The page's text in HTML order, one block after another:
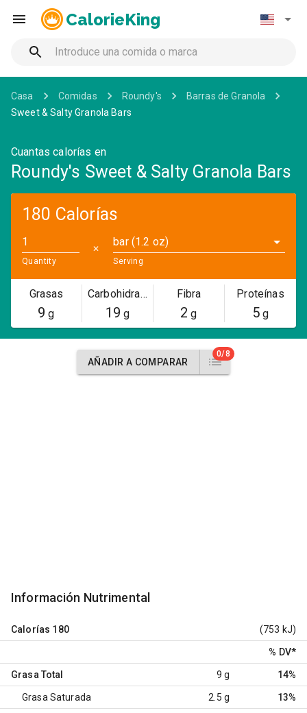
CalorieKing
Casa Comidas Roundy's
Barras de Granola
Sweet & Salty Granola Bars
Cuantas calorías en
Roundy's Sweet & Salty Granola Bars
180 Calorías
Quantity
✕
bar (1.2 oz)
Serving
Grasas
9 g
Carbohidratos
19 g
Fibra
2 g
Proteínas
5g
AÑADIR A COMPARAR
0/8
Información Nutrimental
Calorías 180 (753 kJ)
% DV*
Grasa Total 9 g 14%
Grasa Saturada 2.5 g 13%